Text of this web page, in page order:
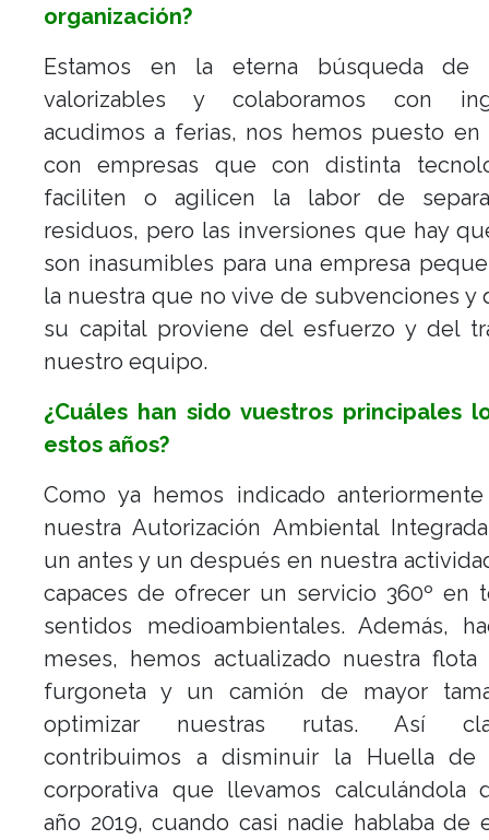
organización?
Estamos en la eterna búsqueda de
valorizables y colaboramos con
acudimos a ferias, nos hemos puesto en
con empresas que con distinta
faciliten o agilicen la labor de
residuos, pero las inversiones que hay
son inasumibles para una empresa
la nuestra que no vive de subvenciones y
su capital proviene del esfuerzo y del
nuestro equipo.
¿Cuáles han sido vuestros principales
estos años?
Como ya hemos indicado
nuestra Autorización Ambiental
un antes y un después en nuestra
capaces de ofrecer un servicio 360º en
sentidos medioambientales. Además,
meses, hemos actualizado nuestra
furgoneta y un camión de mayor
optimizar nuestras rutas. Así
contribuimos a disminuir la Huella de
corporativa que llevamos calculándola
año 2019, cuando casi nadie hablaba de